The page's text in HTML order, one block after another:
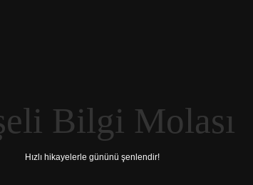
Bilgi Molası
Hızlı hikayelerle gününü şenlendir!